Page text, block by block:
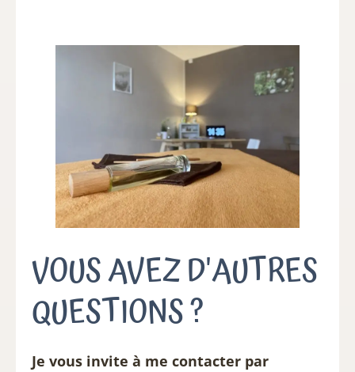
VOUS AVEZ D'AUTRES
QUESTIONS ?
Je vous invite à me contacter par